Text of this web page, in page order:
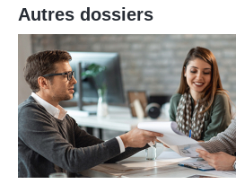
Autres dossiers